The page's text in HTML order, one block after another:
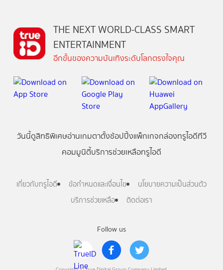
Follow us
THE NEXT WORLD-CLASS SMART
ENTERTAINMENT
อีกขั้นของความบันเทิงระดับโลกตรงใจคุณ
วันนี้ดูสิทธิพิเศษอ่านเกมตาตั้งช้อปปิ้งแพ็กเกจกล่องทรูไอดีทีวี
คอมมูนิตี้บริการช่วยเหลือทรูไอดี
เกี่ยวกับทรูไอดี ข้อกำหนดและเงื่อนไข
นโยบายความเป็นส่วนตัว
บริการช่วยเหลือ
ติดต่อเรา